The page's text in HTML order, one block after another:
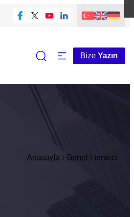
Bize Yazın
Anasayfa Genel tenteci